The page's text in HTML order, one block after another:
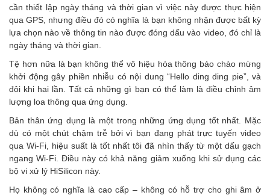
cần thiết lập ngày tháng và thời gian vì việc này được thực hiện
qua GPS, nhưng điều đó có nghĩa là bạn không nhận được bất kỳ
lựa chọn nào về thông tin nào được đóng dấu vào video, đó chỉ là
ngày tháng và thời gian.
Tệ hơn nữa là bạn không thể vô hiệu hóa thông báo chào mừng
khởi động gây phiền nhiễu có nội dung “Hello ding ding pie”, và
đôi khi hai lần. Tất cả những gì bạn có thể làm là điều chỉnh âm
lượng loa thông qua ứng dụng.
Bản thân ứng dụng là một trong những ứng dụng tốt nhất. Mặc
dù có một chút chậm trễ bởi vì bạn đang phát trực tuyến video
qua Wi-Fi, hiệu suất là tốt nhất tôi đã nhìn thấy từ một dấu gạch
ngang Wi-Fi. Điều này có khả năng giảm xuống khi sử dụng các
bộ vi xử lý HiSilicon này.
Họ không có nghĩa là cao cấp – không có hỗ trợ cho ghi âm ở